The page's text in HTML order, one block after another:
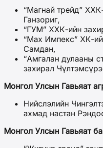
“Магнай трейд”
Ганзориг,
“ГУМ” ХХК-ийн
“Мах Импекс” ХК-
Самдан,
“Амгалан дулааны
захирал
Монгол Улсын Гавьяат
Нийслэлийн
ахмад настан
Монгол Улсын Гавьяат